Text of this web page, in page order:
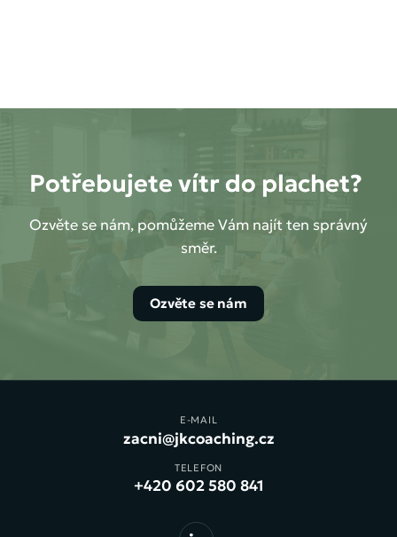
Potřebujete vítr do plachet?
Ozvěte se nám, pomůžeme Vám najít ten správný
směr.
Ozvěte se nám
E-MAIL
zacni@jkcoaching.cz
TELEFON
+420 602 580 841